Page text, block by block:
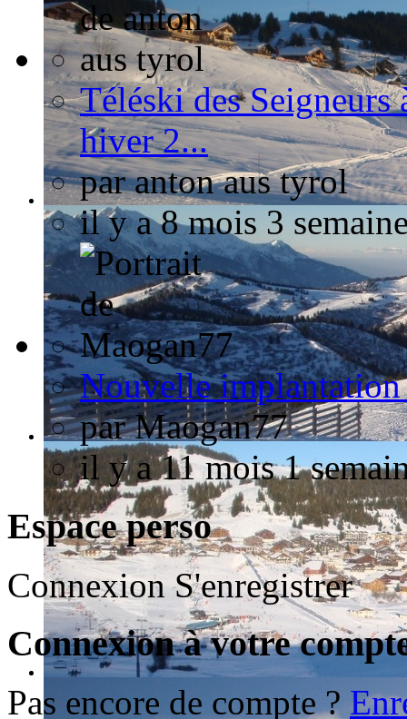
Téléski des Seigneurs
hiver 2...
paranton aus tyrol
il y a 8 mois 3
Nouvelle implantation
parMaogan77
il y a 11 mois 1
Espace perso
Connexion S'enregistrer
Connexion à votre
Pas encore de compte ?